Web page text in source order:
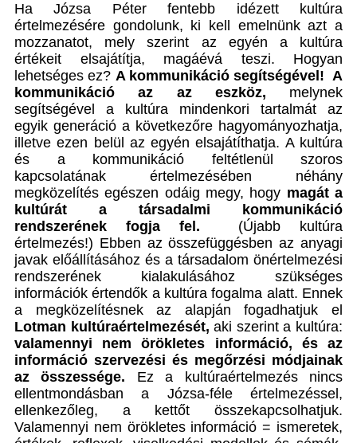
Ha Józsa Péter fentebb idézett kultúra
értelmezésére gondolunk, ki kell emelnünk azt a
mozzanatot, mely szerint az egyén a kultúra
értékeit elsajátítja, magáévá teszi. Hogyan
lehetséges ez? A kommunikáció segítségével! A
kommunikáció az az eszköz, melynek
segítségével a kultúra mindenkori tartalmát az
egyik generáció a következőre hagyományozhatja,
illetve ezen belül az egyén elsajátíthatja. A kultúra
és a kommunikáció feltétlenül szoros
kapcsolatának értelmezésében néhány
megközelítés egészen odáig megy, hogy magát a
kultúrát a társadalmi kommunikáció
rendszerének fogja fel.
(Újabb kultúra
értelmezés!) Ebben az összefüggésben az anyagi
javak előállításához és a társadalom önértelmezési
rendszerének kialakulásához szükséges
információk értendők a kultúra fogalma alatt. Ennek
a megközelítésnek az alapján fogadhatjuk el
Lotman kultúraértelmezését,aki szerint a kultúra:
valamennyi nem örökletes információ, és az
információ szervezési és megőrzési módjainak
az összessége. Ez a kultúraértelmezés nincs
ellentmondásban a Józsa-féle értelmezéssel,
ellenkezőleg, a kettőt összekapcsolhatjuk.
Valamennyi nem örökletes információ = ismeretek,